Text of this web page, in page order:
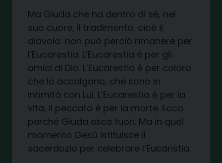
Ma Giuda che ha dentro di sé, nel
suo cuore, il tradimento, cioè il
diavolo: non può perciò rimanere per
l’Eucarestia. L’Eucarestia è per gli
amici di Dio. L’Eucarestia è per coloro
che lo accolgono, che sono in
intimità con Lui. L’Eucarestia è per la
vita, il peccato è per la morte. Ecco
perché Giuda esce fuori. Ma in quel
momento Gesù istituisce il
sacerdozio per celebrare l’Eucaristia.